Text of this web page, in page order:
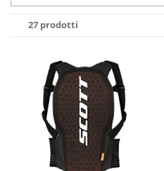
27 prodotti